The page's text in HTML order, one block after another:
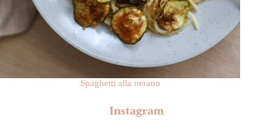
Spaghetti alla nerano
Instagram